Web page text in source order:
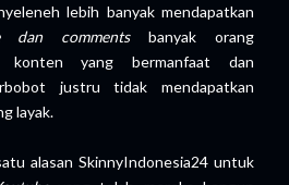
lebih banyak mendapatkan
dan commentsbanyak orang
konten yang bermanfaat dan
justru tidak mendapatkan
layak.
alasan SkinnyIndonesia24 untuk